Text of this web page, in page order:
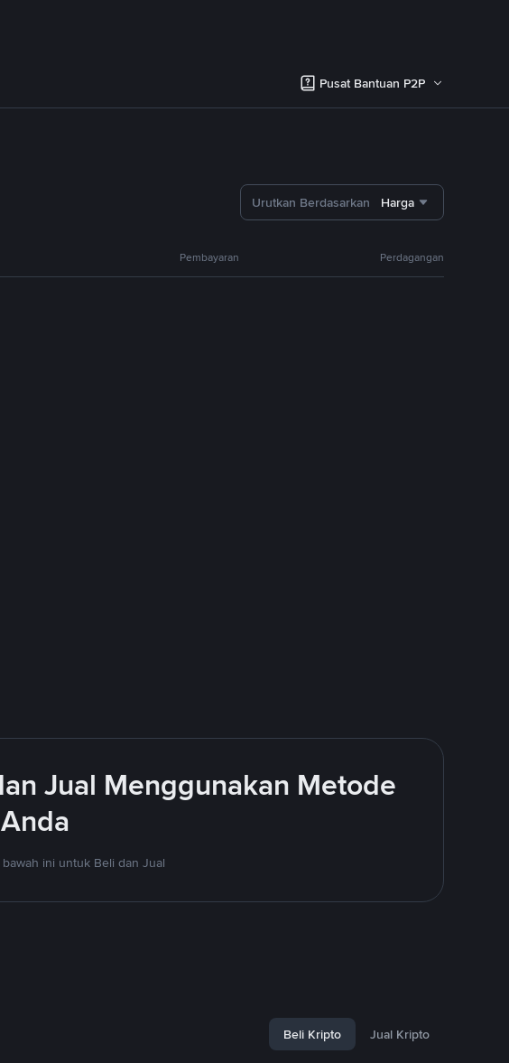
Pusat Bantuan P2P
Urutkan Berdasarkan Harga
Pembayaran Perdagangan
Jual Menggunakan Metode
ini untuk Beli dan Jual
Beli Kripto Jual Kripto